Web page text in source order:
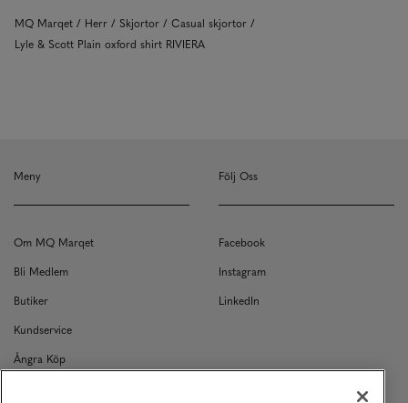
MQ Marqet Herr Skjortor
Casual skjortor
Lyle & Scott Plain oxford shirt RIVIERA
Meny
Om MQ Marqet
Bli Medlem
Butiker
Kundservice
Ångra Köp
Följ Oss
Facebook
Instagram
LinkedIn